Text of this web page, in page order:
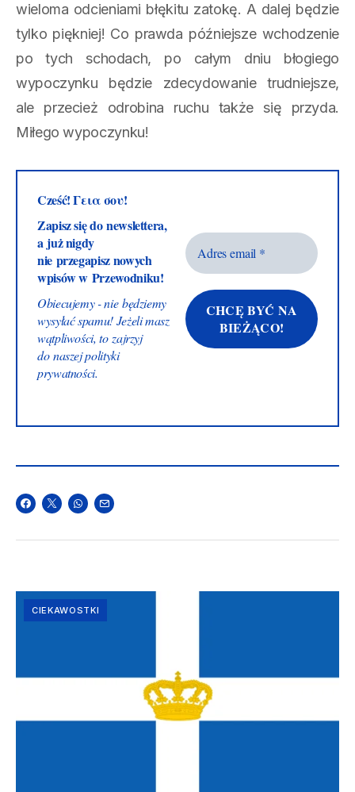
wieloma odcieniami błękitu zatokę. A dalej będzie
tylko piękniej! Co prawda późniejsze wchodzenie
po tych schodach, po całym dniu błogiego
wypoczynku będzie zdecydowanie trudniejsze,
ale przecież odrobina ruchu także się przyda.
Miłego wypoczynku!
Cześć! Γεια σου!
Zapisz się do newslettera,
a już nigdy
nie przegapisz nowych
wpisów w Przewodniku!
Obiecujemy - nie będziemy
wysyłać spamu! Jeżeli masz
wątpliwości, to zajrzyj
do naszejpolityki
prywatności.
CIEKAWOSTKI